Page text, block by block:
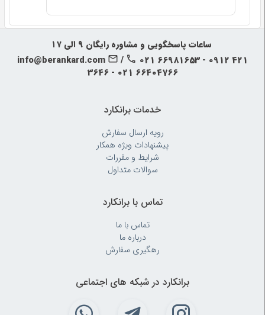
‍‍ ساعات پاسخگویی و مشاوره رایگان ۹ الی ۱۷
info@berankard.com
/
021 66981653 - 0912 421
3646 - 021 66404766
خدمات برانکارد
رویه‌ ارسال سفارش
پیشنهادات ویژه همکار
شرایط و مقررات
سوالات متداول
تماس با برانکارد
تماس با ما
درباره ما
رهگیری سفارش
برانکارد در شبکه های اجتماعی